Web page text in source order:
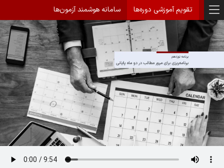
تقویم آموزشی دوره‌ها سامانه هوشمند آزمون‌ها